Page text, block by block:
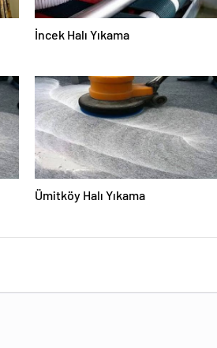
İncek Halı Yıkama
Ümitköy Halı Yıkama